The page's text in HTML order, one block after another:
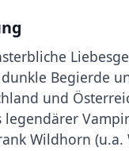
Begierde
und
legendärer
Wildhorn